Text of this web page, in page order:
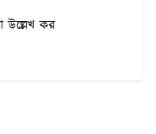
উল্লেখ কর